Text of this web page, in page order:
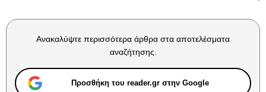
Ανακαλύψτε περισσότερα άρθρα στα αποτελέσματα
αναζήτησης.
Προσθήκη του reader.gr στην Google